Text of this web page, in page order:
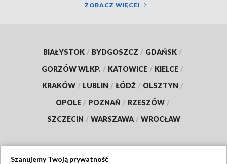
ZOBACZ WIĘCEJ
BIAŁYSTOK / BYDGOSZCZ / GDAŃSK /
GORZÓW WLKP. / KATOWICE / KIELCE /
KRAKÓW / LUBLIN / ŁÓDŹ / OLSZTYN /
OPOLE / POZNAŃ / RZESZÓW /
SZCZECIN / WARSZAWA / WROCŁAW
Szanujemy Twoją prywatność